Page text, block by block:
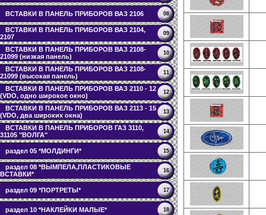
ВСТАВКИ В ПАНЕЛЬ ПРИБОРОВ ВАЗ 2106 08
ВСТАВКИ В ПАНЕЛЬ ПРИБОРОВ ВАЗ 2104,
2107
09
ВСТАВКИ В ПАНЕЛЬ ПРИБОРОВ ВАЗ 2108-
21099 (низкая панель)
10
ВСТАВКИ В ПАНЕЛЬ ПРИБОРОВ ВАЗ 2108-
21099 (высокая панель)
11
ВСТАВКИ В ПАНЕЛЬ ПРИБОРОВ ВАЗ 2110 - 12
(VDO, одно широкое окно)
12
ВСТАВКИ В ПАНЕЛЬ ПРИБОРОВ ВАЗ 2113 - 15
(VDO, два широких окна)
13
ВСТАВКИ В ПАНЕЛЬ ПРИБОРОВ ГАЗ 3110,
31105 "ВОЛГА"
14
раздел 05 *МОЛДИНГИ* 15
раздел 08 *ВЫМПЕЛА,ПЛАСТИКОВЫЕ
ВСТАВКИ*
16
раздел 09 *ПОРТРЕТЫ* 17
раздел 10 *НАКЛЕЙКИ МАЛЫЕ* 18